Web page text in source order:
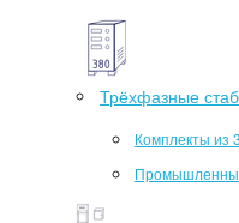
Трёхфазные
Комплекты из